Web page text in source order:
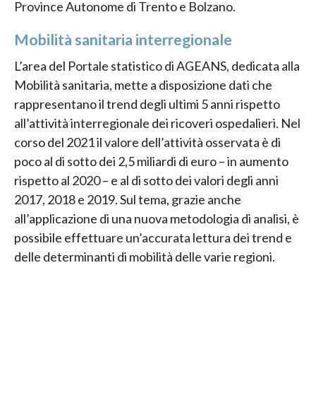
Province Autonome di Trento e Bolzano.
Mobilità sanitaria interregionale
L’area del Portale statistico di AGEANS, dedicata alla
Mobilità sanitaria, mette a disposizione dati che
rappresentano il trend degli ultimi 5 anni rispetto
all’attività interregionale dei ricoveri ospedalieri. Nel
corso del 2021 il valore dell’attività osservata è di
poco al di sotto dei 2,5 miliardi di euro – in aumento
rispetto al 2020 – e al di sotto dei valori degli anni
2017, 2018 e 2019. Sul tema, grazie anche
all’applicazione di una nuova metodologia di analisi, è
possibile effettuare un’accurata lettura dei trend e
delle determinanti di mobilità delle varie regioni.